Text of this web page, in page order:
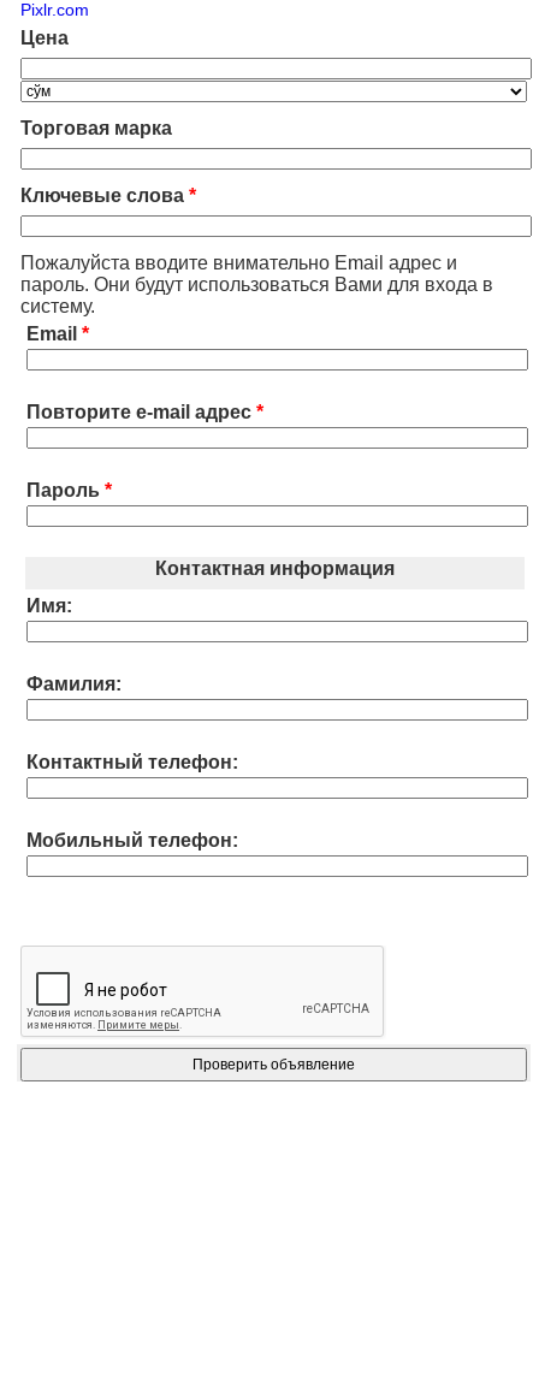
Pixlr.com
Цена
Торговая марка
Ключевые слова *
Пожалуйста вводите внимательно Email адрес и
пароль. Они будут использоваться Вами для входа в
систему.
Email *
Повторите e-mail адрес *
Пароль *
Контактная информация
Имя:
Фамилия:
Контактный телефон:
Мобильный телефон: